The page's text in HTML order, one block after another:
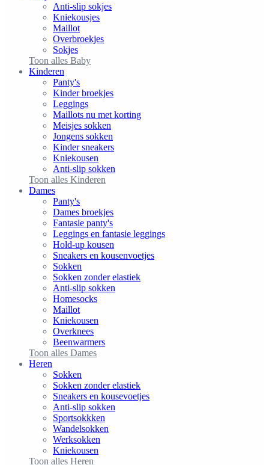
Anti-slip sokjes
Kniekousjes
Maillot
Overbroekjes
Sokjes
Toon alles Baby
Kinderen
Panty's
Kinder broekjes
Leggings
Maillots nu met korting
Meisjes sokken
Jongens sokken
Kinder sneakers
Kniekousen
Anti-slip sokken
Toon alles Kinderen
Dames
Panty's
Dames broekjes
Fantasie panty's
Leggings en fantasie leggings
Hold-up kousen
Sneakers en kousenvoetjes
Sokken
Sokken zonder elastiek
Anti-slip sokken
Homesocks
Maillot
Kniekousen
Overknees
Beenwarmers
Toon alles Dames
Heren
Sokken
Sokken zonder elastiek
Sneakers en kousevoetjes
Anti-slip sokken
Sportsokkken
Wandelsokken
Werksokken
Kniekousen
Toon alles Heren